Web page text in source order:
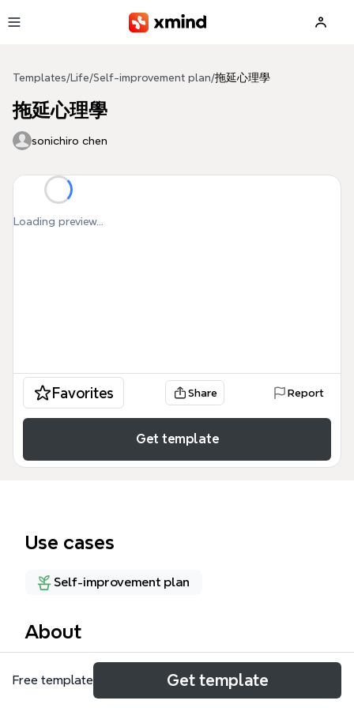
Templates/ Life/Self-improvement plan/拖延心理學
拖延心理學
sonichiro chen
Loading preview...
Favorites Share Report
Get template
Use cases
Self-improvement plan
About
拖延心理學模板是一款專為個人成長與效率提升設計的
知識地圖，涵蓋了從定義、原因到解方的完整心理機制
Free template Get template